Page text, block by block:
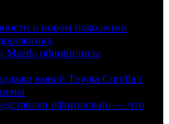
о новом поколении
Mazda обновились:
новой Toyota Corolla с
официально — что